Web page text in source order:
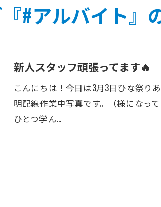
#アルバイト』
新人スタッフ頑張ってます🔥
こんにちは！今日は3月3日ひな祭り
明配線作業中写真です。（様になっ
ひとつ学ん…